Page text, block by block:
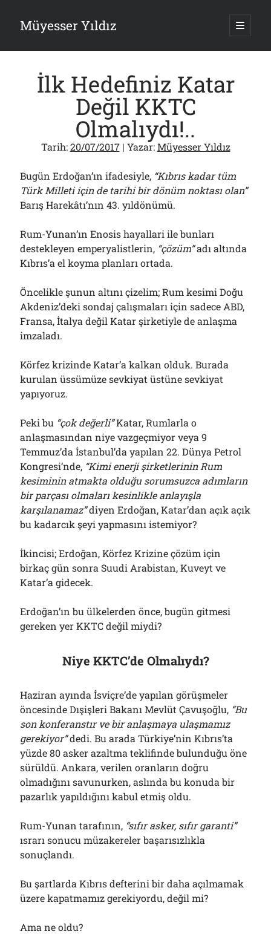
Müyesser Yıldız ana
Yan
Menü
15 Temmuz Soruları… Nasuh Mahruki’nin “Suçu”!..
03/08/2026
Er Gaziler 20 Gün Sonra Gelen MSB Heyetine Böyle İsyan Etti:“Bizi
Papazın “Komutanı” Ayasofya ve Patrikhane İçin ABD’yi Göreve
Çağırdı!..
31/07/2026
29/07/2026
Arşivler
İlk Hedefiniz Katar
Değil KKTC
Olmalıydı!..
Tarih:20/07/2017| Yazar:Müyesser Yıldız
Bugün Erdoğan’ın ifadesiyle, “Kıbrıs kadar tüm
Türk Milleti için de tarihi bir dönüm noktası olan”
Barış Harekâtı’nın 43. yıldönümü.
Rum-Yunan’ın Enosis hayallari ile bunları
destekleyen emperyalistlerin, “çözüm”adı altında
Kıbrıs’a el koyma planları ortada.
Öncelikle şunun altını çizelim; Rum kesimi Doğu
Akdeniz’deki sondaj çalışmaları için sadece ABD,
Fransa, İtalya değil Katar şirketiyle de anlaşma
imzaladı.
Körfez krizinde Katar’a kalkan olduk. Burada
kurulan üssümüze sevkiyat üstüne sevkiyat
yapıyoruz.
Peki bu “çok değerli”Katar, Rumlarla o
anlaşmasından niye vazgeçmiyor veya 9
Temmuz’da İstanbul’da yapılan 22. Dünya Petrol
Kongresi’nde, “Kimi enerji şirketlerinin Rum
kesiminin atmakta olduğu sorumsuzca adımların
bir parçası olmaları kesinlikle anlayışla
karşılanamaz”diyen Erdoğan, Katar’dan açık açık
bu kadarcık şeyi yapmasını istemiyor?
İkincisi; Erdoğan, Körfez Krizine çözüm için
birkaç gün sonra Suudi Arabistan, Kuveyt ve
Katar’a gidecek.
Erdoğan’ın bu ülkelerden önce, bugün gitmesi
gereken yer KKTC değil miydi?
Niye KKTC’de Olmalıydı?
Haziran ayında İsviçre’de yapılan görüşmeler
öncesinde Dışişleri Bakanı Mevlüt Çavuşoğlu, “Bu
son konferanstır ve bir anlaşmaya ulaşmamız
gerekiyor”dedi. Bu arada Türkiye’nin Kıbrıs’ta
yüzde 80 asker azaltma teklifinde bulunduğu öne
sürüldü. Ankara, verilen oranların doğru
olmadığını savunurken, aslında bu konuda bir
pazarlık yapıldığını kabul etmiş oldu.
Rum-Yunan tarafının, “sıfır asker, sıfır garanti”
ısrarı sonucu müzakereler başarısızlıkla
sonuçlandı.
Bu şartlarda Kıbrıs defterini bir daha açılmamak
üzere kapatmamız gerekiyordu, değil mi?
Ama ne oldu?